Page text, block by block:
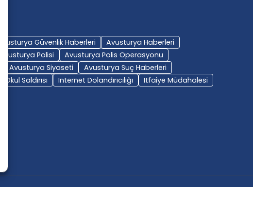
Avusturya Güvenlik Haberleri
Avusturya Haberleri
Avusturya Polisi
Avusturya Polis Operasyonu
Avusturya Siyaseti
Avusturya Suç Haberleri
Okul Saldırısı Internet Dolandırıcılığı
Itfaiye Müdahalesi